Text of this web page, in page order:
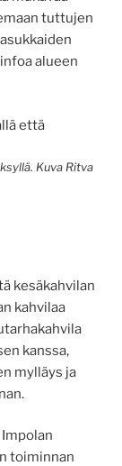
tuttujen
alueen
Kuva Ritva
kesäkahvilan
kahvilaa
kanssa,
mylläys ja